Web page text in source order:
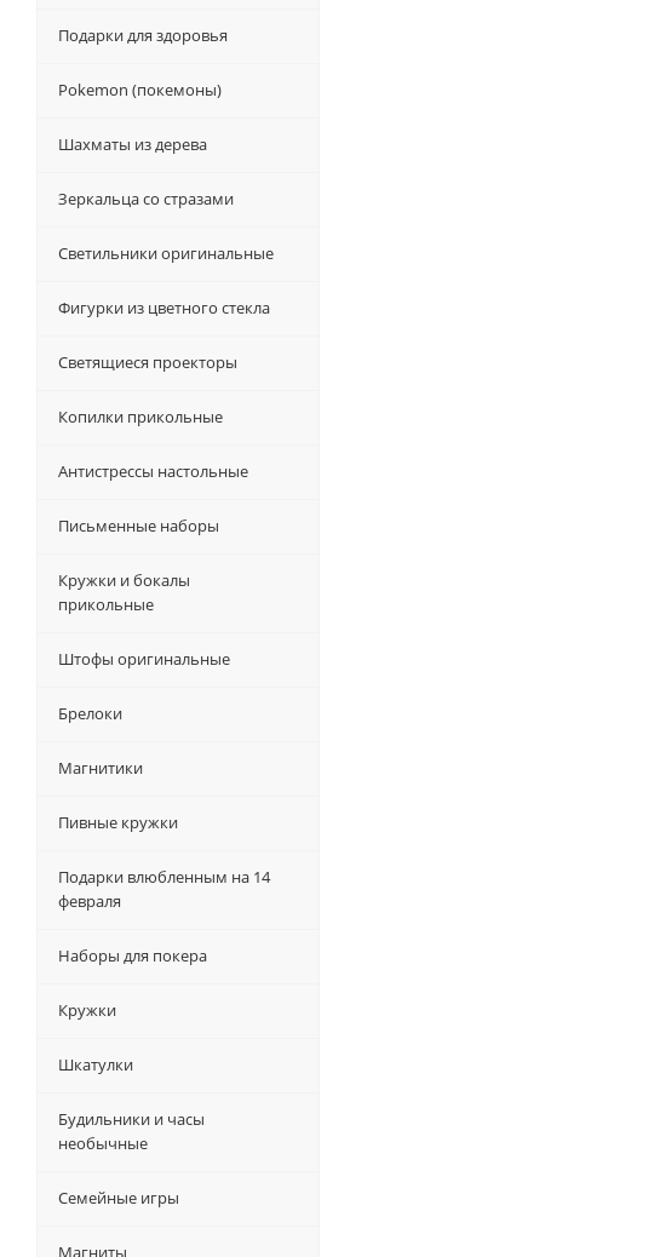
Подарки для здоровья
Pokemon (покемоны)
Шахматы из дерева
Зеркальца со стразами
Светильники оригинальные
Фигурки из цветного стекла
Светящиеся проекторы
Копилки прикольные
Антистрессы настольные
Письменные наборы
Кружки и бокалы
прикольные
Штофы оригинальные
Брелоки
Магнитики
Пивные кружки
Подарки влюбленным на 14
февраля
Наборы для покера
Кружки
Шкатулки
Будильники и часы
необычные
Семейные игры
Магниты